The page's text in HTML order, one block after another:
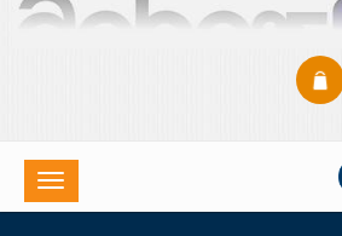
Toggle
navigation